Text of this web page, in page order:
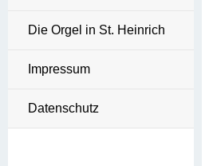
Die Orgel in St. Heinrich
Impressum
Datenschutz